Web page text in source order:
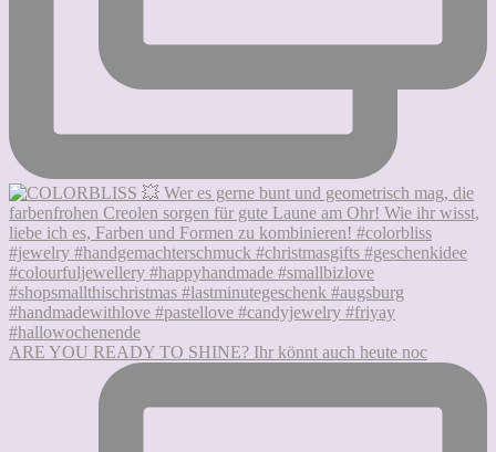
ARE YOU READY TO SHINE? Ihr könnt auch heute noc